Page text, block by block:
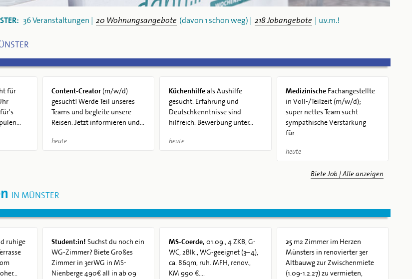
36 Veranstaltungen | 20 Wohnungsangebote (davon 1 schon weg) | 218 Jobangebote | u.v.m.!
für
Content-Creator (m/w/d)
gesucht! Werde Teil unseres
Teams und begleite unsere
Reisen. Jetzt informieren und...
heute
Küchenhilfeals Aushilfe
gesucht. Erfahrung und
Deutschkenntnisse sind
hilfreich. Bewerbung unter...
heute
Medizinische Fachangestellte
in Voll-/Teilzeit (m/w/d);
super nettes Team sucht
sympathische Verstärkung
für...
heute
Biete Job | Alle anzeigen
IN MÜNSTER
ruhige
Student:in! Suchst du noch ein
WG-Zimmer? Biete Großes
Zimmer in 3erWG in MS-
Nienberge 490€ all in ab 09
MS-Coerde, 01.09., 4 ZKB, G-
WC, 2Blk., WG-geeignet (3–4),
ca. 86qm, ruh. MFH, renov.,
KM 990 €....
25 m2 Zimmer im Herzen
Münsters in renovierter 3er
Altbauwg zur Zwischenmiete
(1.09-1.2.27) zu vermieten,